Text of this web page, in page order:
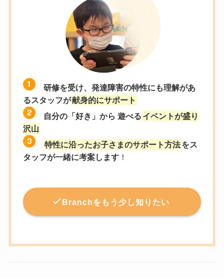
研修を受け、発達障害の特性にも理解があ
るスタッフが献身的にサポート
自分の「好き」から 遊べるイベントが盛り
沢山
特性に沿ったお子さまのサポート方法をス
タッフが一緒に考案します ！
Branchをもう少し知りたい